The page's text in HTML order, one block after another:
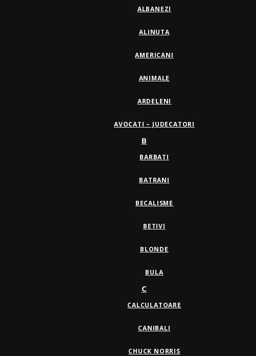
ALBANEZI
ALINUTA
AMERICANI
ANIMALE
ARDELENI
AVOCATI – JUDECATORI
B
BARBATI
BATRANI
BECALISME
BETIVI
BLONDE
BULA
C
CALCULATOARE
CANIBALI
CHUCK NORRIS